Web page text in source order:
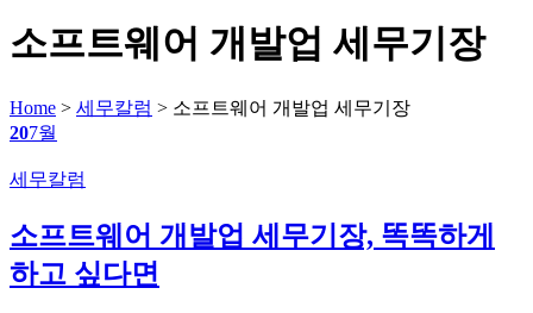
소프트웨어 개발업 세무기장
Home > 세무칼럼 > 소프트웨어 개발업 세무기장
207월
Categories
세무칼럼
소프트웨어 개발업 세무기장, 똑똑하게
하고 싶다면